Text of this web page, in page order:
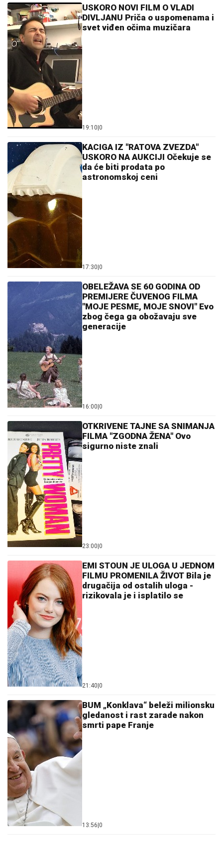
USKORO NOVI FILM O VLADI
DIVLJANU Priča o uspomenama i
svet viđen očima muzičara
19:10 0
KACIGA IZ "RATOVA ZVEZDA"
USKORO NA AUKCIJI Očekuje se
da će biti prodata po
astronomskoj ceni
17:30 0
OBELEŽAVA SE 60 GODINA OD
PREMIJERE ČUVENOG FILMA
"MOJE PESME, MOJE SNOVI" Evo
zbog čega ga obožavaju sve
generacije
16:00 0
OTKRIVENE TAJNE SA SNIMANJA
FILMA "ZGODNA ŽENA" Ovo
sigurno niste znali
23:00 0
EMI STOUN JE ULOGA U JEDNOM
FILMU PROMENILA ŽIVOT Bila je
drugačija od ostalih uloga -
rizikovala je i isplatilo se
21:40 0
BUM „Konklava“ beleži milionsku
gledanost i rast zarade nakon
smrti pape Franje
13:56 0